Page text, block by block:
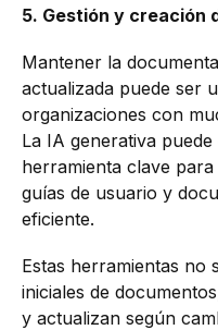
5. Gestión y creación
Mantener la
actualizada puede ser
organizaciones con
La IA generativa
herramienta clave
guías de usuario y
eficiente.
Estas herramientas no
iniciales de
y actualizan según